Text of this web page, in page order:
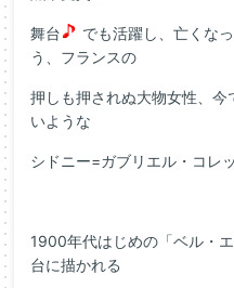
舞台
でも活躍し、亡くな
う、フランスの
押しも押されぬ大物女性、今
いような
シドニー=ガブリエル・コレ
1900年代はじめの「ベル・
台に描かれる